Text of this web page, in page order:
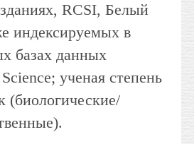
RCSI, Белый
индексируемых в
базах данных
ученая степень
(биологические/